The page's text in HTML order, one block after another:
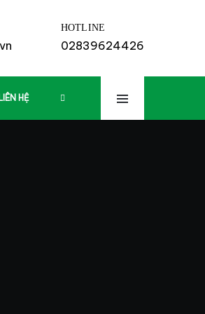
HOTLINE
02839624426
LIÊN HỆ